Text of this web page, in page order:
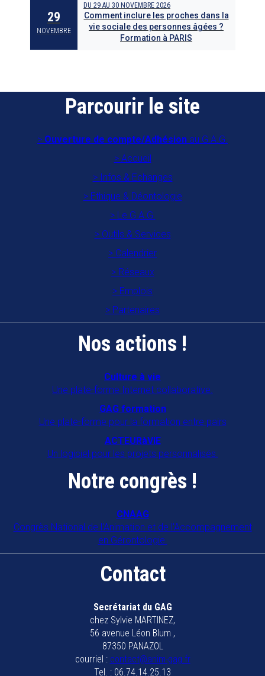
29
NOVEMBRE
DU 29 AU 30 NOVEMBRE 2026
Comment inclure les proches dans la
vie sociale des personnes âgées ?
Formation à PARIS
Parcourir le site
Ouverture de compte/Adhésion au G.A.G.
Accueil
Infos & Echanges
Ethique & Déontologie
Le G.A.G.
Outils & Services
Calendrier
Réseaux
Emplois
Partenaires
Nos actions !
Culture à vie
Une plate-forme Internet collaborative.
GAG formation
Une plate-forme pour la formation entre pairs
ACTEURàVIE
Un logiciel pour les projets personnalisés.
Notre congrès !
CNAAG
Congrès National de l'Animation et de l'Accompagnement
en Gérontologie.
Contact
Secrétariat du GAG
chez Sylvie MARTINEZ,
56 avenue Léon Blum ,
87350 PANAZOL
courriel : contact@anim-gag.fr
Tel. : 06.74.14.25.13